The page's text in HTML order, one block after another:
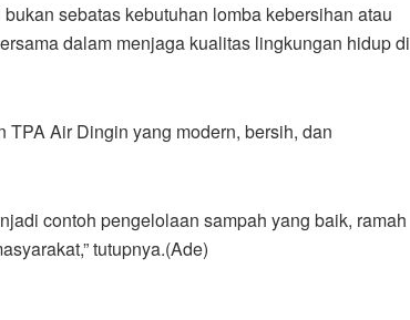
sebatas kebutuhan lomba kebersihan atau
dalam menjaga kualitas lingkungan hidup di
Air Dingin yang modern, bersih, dan
contoh pengelolaan sampah yang baik, ramah
tutupnya.(Ade)